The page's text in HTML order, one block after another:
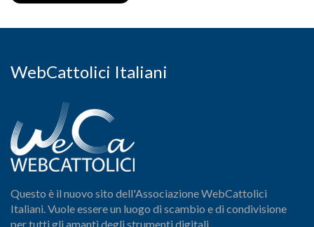
WebCattolici Italiani
Questo è il nuovo sito dell'Associazione WebCattolici
Italiani. Vuole essere un luogo di scambio e di condivisione
per tutti gli amanti degli strumenti digitali.